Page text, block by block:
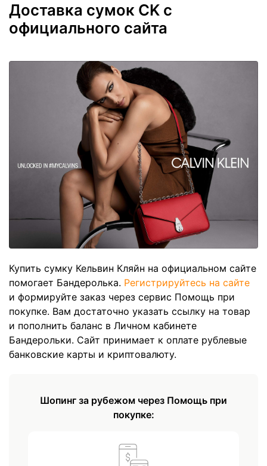
Доставка сумок CK с
официального сайта
Купить сумку Кельвин Кляйн на официальном сайте
помогает Бандеролька. Регистрируйтесь на сайте
и формируйте заказ через сервис Помощь при
покупке. Вам достаточно указать ссылку на товар
и пополнить баланс в Личном кабинете
Бандерольки. Сайт принимает к оплате рублевые
банковские карты и криптовалюту.
Шопинг за рубежом через Помощь при
покупке: